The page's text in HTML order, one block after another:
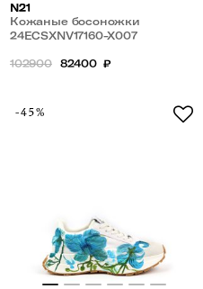
N21
Кожаные босоножки
24ECSXNV17160-X007
102900 82400 ₽
-45%